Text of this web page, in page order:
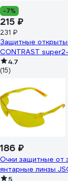
-7%
215 ₽
231 ₽
Защитные
CONTRAST
4.7
(15)
186 ₽
Очки защитные от
янтарные линзы
5